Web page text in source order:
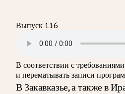
Выпуск 116
В соответствии с требованиями
и перематывать записи
В Закавказье, а также в